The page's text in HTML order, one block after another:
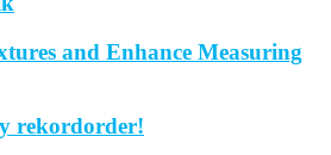
and Enhance Measuring
rekordorder!